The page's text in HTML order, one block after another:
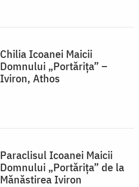
Chilia Icoanei Maicii
Domnului „Portărița” –
Iviron, Athos
Paraclisul Icoanei Maicii
Domnului „Portărița” de la
Mănăstirea Iviron